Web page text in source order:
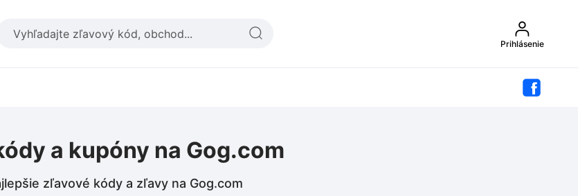
Prihlásenie
a kupóny na Gog.com
zľavové kódy a zľavy na Gog.com